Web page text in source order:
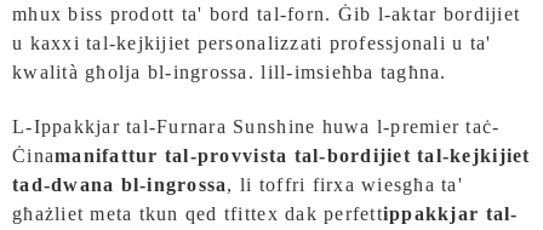
mhux biss prodott ta' bord tal-forn. Ġib l-aktar bordijiet
u kaxxi tal-kejkijiet personalizzati professjonali u ta'
kwalità għolja bl-ingrossa. lill-imsieħba tagħna.
L-Ippakkjar tal-Furnara Sunshine huwa l-premier taċ-
Ċinamanifattur tal-provvista tal-bordijiet tal-kejkijiet
tad-dwana bl-ingrossa, li toffri firxa wiesgħa ta'
għażliet meta tkun qed tfittex dak perfettippakkjar tal-